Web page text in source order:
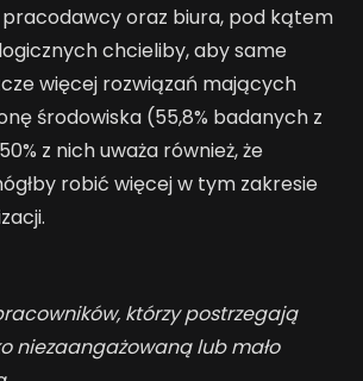
oraz biura, pod kątem
chcieliby, aby same
więcej rozwiązań mających
środowiska (55,8% badanych z
z nich uważa również, że
robić więcej w tym zakresie
którzy postrzegają
niezaangażowaną lub mało